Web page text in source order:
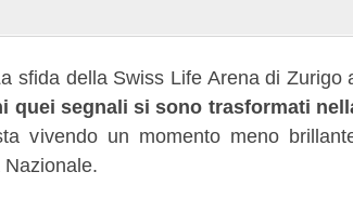
sfida della Swiss Life Arena di
quei segnali si sono trasformati
vivendo un momento meno